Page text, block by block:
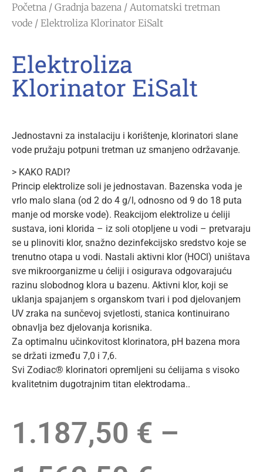
Početna / Gradnja bazena / Automatski tretman
vode / Elektroliza Klorinator EiSalt
Elektroliza
Klorinator EiSalt
Jednostavni za instalaciju i korištenje, klorinatori slane
vode pružaju potpuni tretman uz smanjeno održavanje.
> KAKO RADI?
Princip elektrolize soli je jednostavan. Bazenska voda je
vrlo malo slana (od 2 do 4 g/l, odnosno od 9 do 18 puta
manje od morske vode). Reakcijom elektrolize u ćeliji
sustava, ioni klorida – iz soli otopljene u vodi – pretvaraju
se u plinoviti klor, snažno dezinfekcijsko sredstvo koje se
trenutno otapa u vodi. Nastali aktivni klor (HOCl) uništava
sve mikroorganizme u ćeliji i osigurava odgovarajuću
razinu slobodnog klora u bazenu. Aktivni klor, koji se
uklanja spajanjem s organskom tvari i pod djelovanjem
UV zraka na sunčevoj svjetlosti, stanica kontinuirano
obnavlja bez djelovanja korisnika.
Za optimalnu učinkovitost klorinatora, pH bazena mora
se držati između 7,0 i 7,6.
Svi Zodiac® klorinatori opremljeni su ćelijama s visoko
kvalitetnim dugotrajnim titan elektrodama..
1.187,50 € –